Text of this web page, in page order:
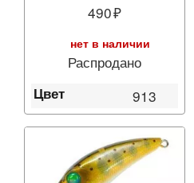
490
нет в наличии
Распродано
Цвет 913